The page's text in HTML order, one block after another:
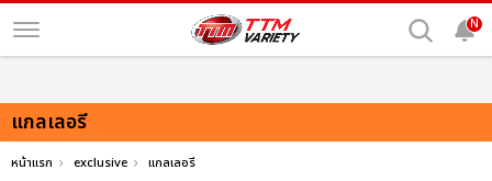
N
แกลเลอรี
หน้าแรก exclusive แกลเลอรี